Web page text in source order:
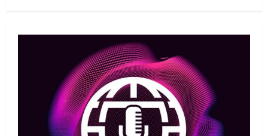
1
менеджері Арман Әшімов жайлы
жағымсыз оқиғаны айтты
07/08/2026
Басты жаңалық Бокс
Махмұд пен Сәкен: Азия
ойындарына кім барады?